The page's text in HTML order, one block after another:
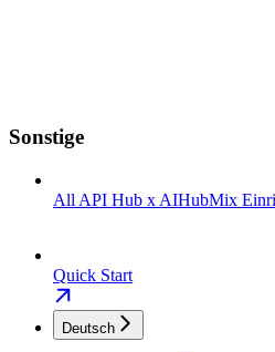
Sonstige
All API Hub x AIHubMix
Quick Start
Deutsch